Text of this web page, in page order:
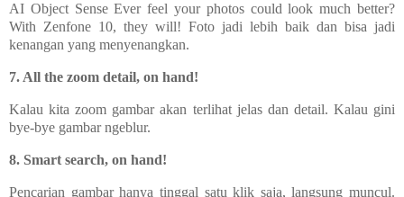
AI Object Sense Ever feel your photos could look much better?
With Zenfone 10, they will! Foto jadi lebih baik dan bisa jadi
kenangan yang menyenangkan.
7. All the zoom detail, on hand!
Kalau kita zoom gambar akan terlihat jelas dan detail. Kalau gini
bye-bye gambar ngeblur.
8. Smart search, on hand!
Pencarian gambar hanya tinggal satu klik saja, langsung muncul.